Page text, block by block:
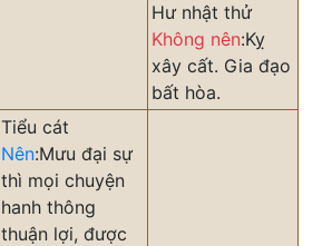
Hư nhật thử
Không nên:Kỵ
xây cất. Gia đạo
bất hòa.
Tiểu cát
Nên:Mưu đại sự
thì mọi chuyện
hanh thông
thuận lợi, được